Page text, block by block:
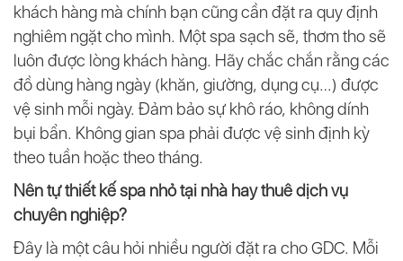
khách hàng mà chính bạn cũng cần đặt ra quy định
nghiêm ngặt cho mình. Một spa sạch sẽ, thơm tho sẽ
luôn được lòng khách hàng. Hãy chắc chắn rằng các
đồ dùng hàng ngày (khăn, giường, dụng cụ…) được
vệ sinh mỗi ngày. Đảm bảo sự khô ráo, không dính
bụi bẩn. Không gian spa phải được vệ sinh định kỳ
theo tuần hoặc theo tháng.
Nên tự thiết kế spa nhỏ tại nhà hay thuê dịch vụ
chuyên nghiệp?
Đây là một câu hỏi nhiều người đặt ra cho GDC. Mỗi